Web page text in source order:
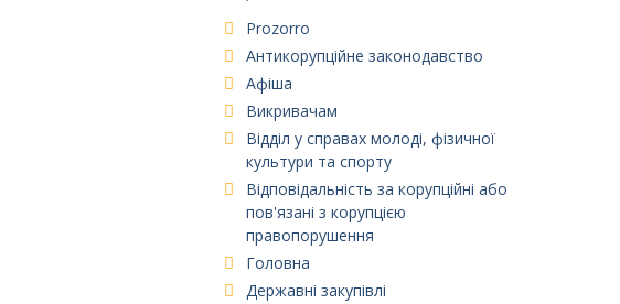
Prozorro
Антикорупційне законодавство
Афіша
Викривачам
Відділ у справах молоді, фізичної
культури та спорту
Відповідальність за корупційні або
пов'язані з корупцією
правопорушення
Головна
Державні закупівлі